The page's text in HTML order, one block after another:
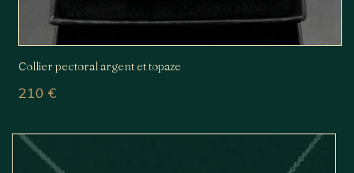
Collier pectoral argent et topaze
210€